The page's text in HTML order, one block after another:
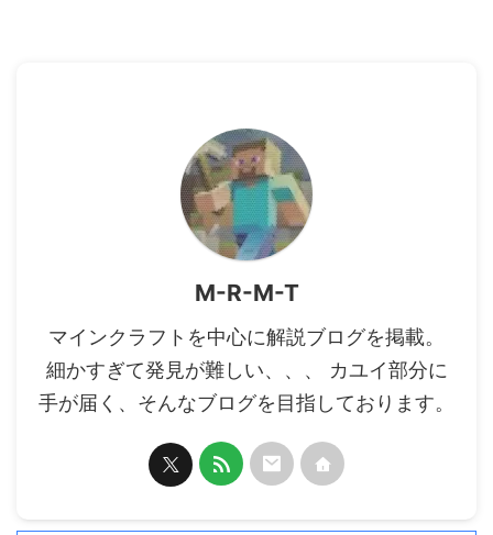
M-R-M-T
マインクラフトを中心に解説ブログを掲載。
細かすぎて発見が難しい、、、 カユイ部分に
手が届く、そんなブログを目指しております。